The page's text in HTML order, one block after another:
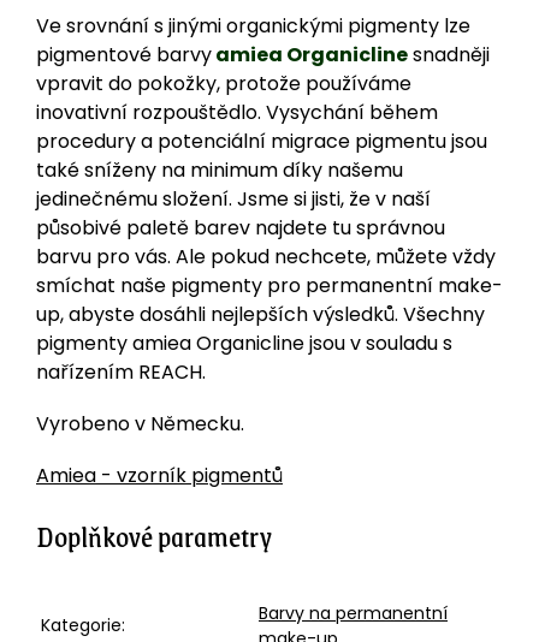
Ve srovnání s jinými organickými pigmenty lze
pigmentové barvyamiea Organiclinesnadněji
vpravit do pokožky, protože používáme
inovativní rozpouštědlo. Vysychání během
procedury a potenciální migrace pigmentu jsou
také sníženy na minimum díky našemu
jedinečnému složení. Jsme si jisti, že v naší
působivé paletě barev najdete tu správnou
barvu pro vás. Ale pokud nechcete, můžete vždy
smíchat naše pigmenty pro permanentní make-
up, abyste dosáhli nejlepších výsledků. Všechny
pigmenty amiea Organicline jsou v souladu s
nařízením REACH.
Vyrobeno v Německu.
Amiea - vzorník pigmentů
Doplňkové parametry
Kategorie:
Barvy na permanentní